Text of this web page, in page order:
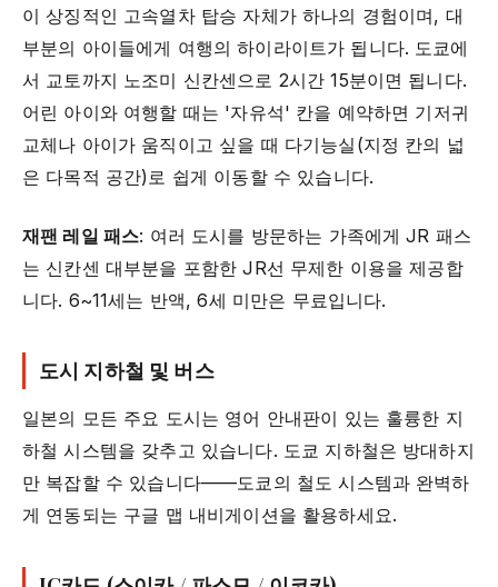
이 상징적인 고속열차 탑승 자체가 하나의 경험이며, 대
부분의 아이들에게 여행의 하이라이트가 됩니다. 도쿄에
서 교토까지 노조미 신칸센으로 2시간 15분이면 됩니다.
어린 아이와 여행할 때는 '자유석' 칸을 예약하면 기저귀
교체나 아이가 움직이고 싶을 때 다기능실(지정 칸의 넓
은 다목적 공간)로 쉽게 이동할 수 있습니다.
재팬 레일 패스: 여러 도시를 방문하는 가족에게 JR 패스
는 신칸센 대부분을 포함한 JR선 무제한 이용을 제공합
니다. 6~11세는 반액, 6세 미만은 무료입니다.
도시 지하철 및 버스
일본의 모든 주요 도시는 영어 안내판이 있는 훌륭한 지
하철 시스템을 갖추고 있습니다. 도쿄 지하철은 방대하지
만 복잡할 수 있습니다——도쿄의 철도 시스템과 완벽하
게 연동되는 구글 맵 내비게이션을 활용하세요.